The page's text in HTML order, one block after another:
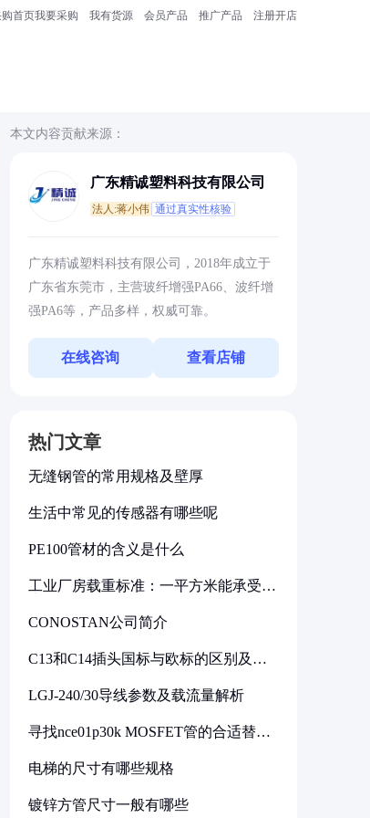
首页我要采购 我有货源 会员产品 推广产品 注册开店
本文内容贡献来源：
广东精诚塑料科技有限公司
法人:蒋小伟 通过真实性核验
广东精诚塑料科技有限公司，2018年成立于
广东省东莞市，主营玻纤增强PA66、波纤增
强PA6等，产品多样，权威可靠。
在线咨询 查看店铺
热门文章
无缝钢管的常用规格及壁厚
生活中常见的传感器有哪些呢
PE100管材的含义是什么
工业厂房载重标准：一平方米能承受多
CONOSTAN公司简介
C13和C14插头国标与欧标的区别及其
LGJ-240/30导线参数及载流量解析
寻找nce01p30k MOSFET管的合适替代
电梯的尺寸有哪些规格
镀锌方管尺寸一般有哪些